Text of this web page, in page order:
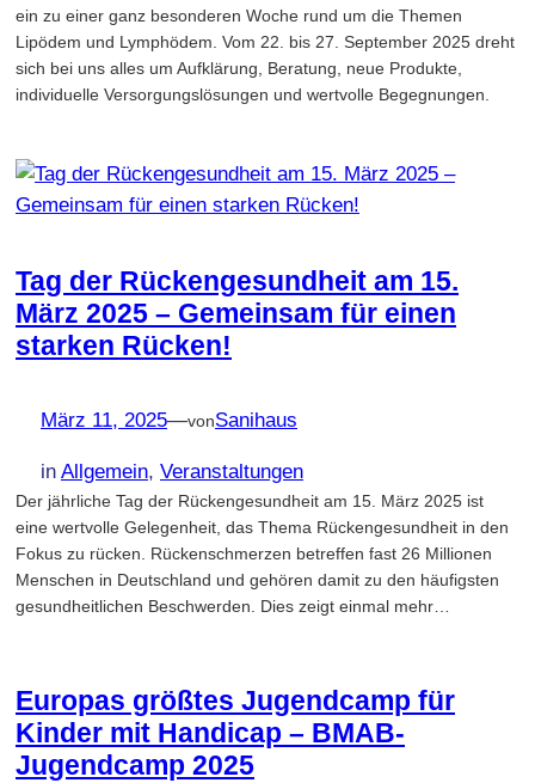
ein zu einer ganz besonderen Woche rund um die Themen
Lipödem und Lymphödem. Vom 22. bis 27. September 2025 dreht
sich bei uns alles um Aufklärung, Beratung, neue Produkte,
individuelle Versorgungslösungen und wertvolle Begegnungen.
Tag der Rückengesundheit am 15.
März 2025 – Gemeinsam für einen
starken Rücken!
März 11, 2025—vonSanihaus
in Allgemein, Veranstaltungen
Der jährliche Tag der Rückengesundheit am 15. März 2025 ist
eine wertvolle Gelegenheit, das Thema Rückengesundheit in den
Fokus zu rücken. Rückenschmerzen betreffen fast 26 Millionen
Menschen in Deutschland und gehören damit zu den häufigsten
gesundheitlichen Beschwerden. Dies zeigt einmal mehr…
Europas größtes Jugendcamp für
Kinder mit Handicap – BMAB-
Jugendcamp 2025